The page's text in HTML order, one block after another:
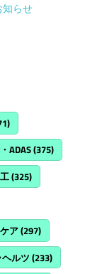
知らせ
ADAS(375)
(325)
ア(297)
ルツ (233)